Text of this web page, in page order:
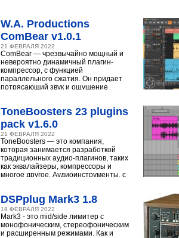
W.A. Productions
ComBear v1.0.1
21 ФЕВРАЛЯ 2022
ComBear — чрезвычайно мощный и
невероятно динамичный плагин-
компрессор, с функцией
параллельного сжатия. Он придает
потрясающий звук и ощущение
ToneBoosters 23 plugins
pack v1.6.0
21 ФЕВРАЛЯ 2022
ToneBoosters — это компания,
которая занимается разработкой
традиционных аудио-плагинов, таких
как эквалайзеры, компрессоры и
многое другое. Аудиоинструменты, с
DSPplug Mark3 1.8
19 ФЕВРАЛЯ 2022
Mark3 - это mid/side лимитер с
монофоническим, стереофоническим
и расширенным режимами. Как и